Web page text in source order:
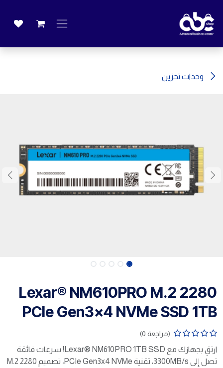
وحدات تخزين
Lexar® NM610PRO M.2 2280
PCIe Gen3x4 NVMe SSD 1TB
(مراجعة 0)
ارتقِ بجهازك مع Lexar® NM610PRO 1TB SSD! سرعات فائقة
تصل إلى 3300MB/s، تقنية PCIe Gen3x4 NVMe، تصميم M.2 2280